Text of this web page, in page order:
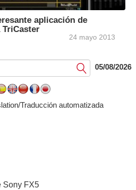
aplicación de
24 mayo 2013
Submit05/08/2026
Traducción automatizada
Sony FX5